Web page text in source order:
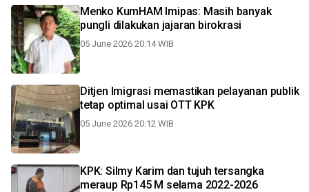
Menko KumHAM Imipas: Masih banyak
pungli dilakukan jajaran birokrasi
05 June 2026 20:14 WIB
Ditjen Imigrasi memastikan pelayanan publik
tetap optimal usai OTT KPK
05 June 2026 20:12 WIB
KPK: Silmy Karim dan tujuh tersangka
meraup Rp145 M selama 2022-2026